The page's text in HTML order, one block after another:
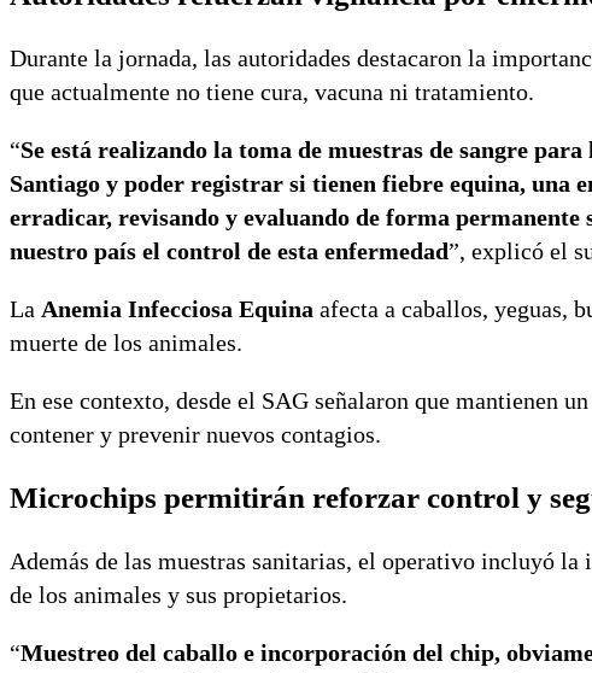
Durante la jornada, las autoridades destacaron la
que actualmente no tiene cura, vacuna ni tratamiento.
“Se está realizando la toma de muestras de sangre
Santiago y poder registrar si tienen fiebre equina, una
erradicar, revisando y evaluando de forma
nuestro país el control de esta enfermedad”, explicó el
La Anemia Infecciosa Equina afecta a caballos, yeguas,
muerte de los animales.
En ese contexto, desde el SAG señalaron que mantienen
contener y prevenir nuevos contagios.
Microchips permitirán reforzar control y
Además de las muestras sanitarias, el operativo incluyó
de los animales y sus propietarios.
“Muestreo del caballo e incorporación del chip,